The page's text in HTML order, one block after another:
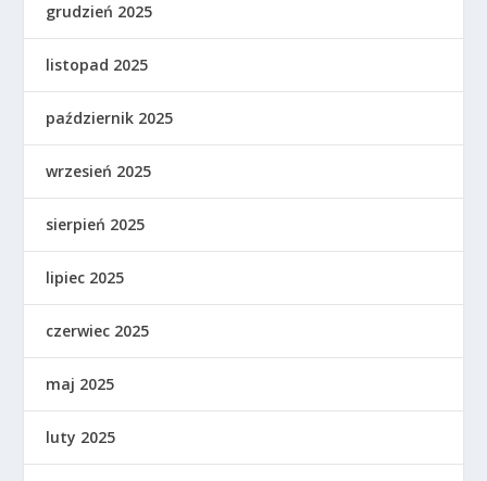
grudzień 2025
listopad 2025
październik 2025
wrzesień 2025
sierpień 2025
lipiec 2025
czerwiec 2025
maj 2025
luty 2025